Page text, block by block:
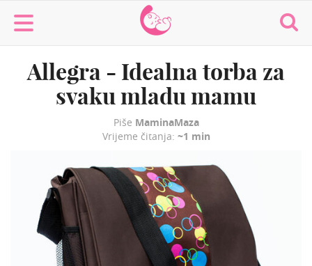
MaminaMaza
Allegra - Idealna torba za
svaku mladu mamu
Piše MaminaMaza
Vrijeme čitanja: ~1 min